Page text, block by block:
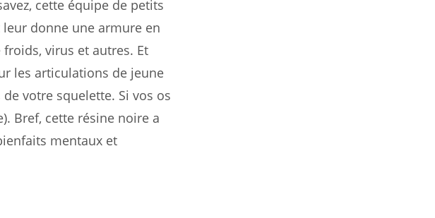
cette équipe de petits
donne une armure en
virus et autres. Et
les articulations de jeune
votre squelette. Si vos os
Bref, cette résine noire a
mentaux et